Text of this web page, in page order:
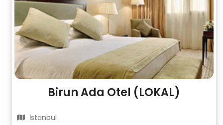
Birun Ada Otel (LOKAL)
İstanbul